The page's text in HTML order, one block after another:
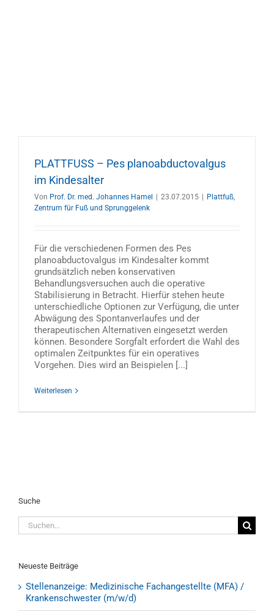
PLATTFUSS – Pes planoabductovalgus
im Kindesalter
Von Prof. Dr. med. Johannes Hamel 23.07.2015 Plattfuß,
Zentrum für Fuß und Sprunggelenk
Für die verschiedenen Formen des Pes
planoabductovalgus im Kindesalter kommt
grundsätzlich neben konservativen
Behandlungsversuchen auch die operative
Stabilisierung in Betracht. Hierfür stehen heute
unterschiedliche Optionen zur Verfügung, die unter
Abwägung des Spontanverlaufes und der
therapeutischen Alternativen eingesetzt werden
können. Besondere Sorgfalt erfordert die Wahl des
optimalen Zeitpunktes für ein operatives
Vorgehen. Dies wird an Beispielen [...]
Weiterlesen
Suche
Suche
nach:
Neueste Beiträge
Stellenanzeige: Medizinische Fachangestellte (MFA) /
Krankenschwester (m/w/d)